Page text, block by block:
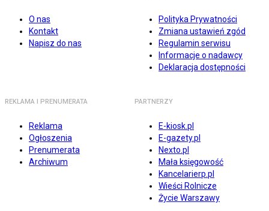
O nas
Kontakt
Napisz do nas
Polityka Prywatności
Zmiana ustawień zgód
Regulamin serwisu
Informacje o nadawcy
Deklaracja dostępności
REKLAMA I PRENUMERATA
Reklama
Ogłoszenia
Prenumerata
Archiwum
PARTNERZY
E-kiosk.pl
E-gazety.pl
Nexto.pl
Mała księgowość
Kancelarierp.pl
Wieści Rolnicze
Życie Warszawy